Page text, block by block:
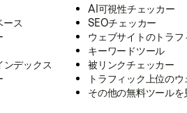
ース
ンデックス
AI可視性チェッカー
SEOチェッカー
ウェブサイトのトラ
キーワードツール
被リンクチェッカー
トラフィック上位の
その他の無料ツールを